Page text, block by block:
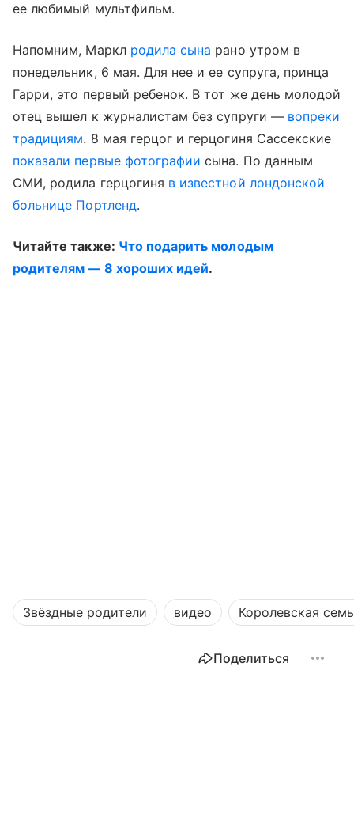
ее любимый мультфильм.
Напомним, Маркл родила сына рано утром в
понедельник, 6 мая. Для нее и ее супруга, принца
Гарри, это первый ребенок. В тот же день молодой
отец вышел к журналистам без супруги — вопреки
традициям. 8 мая герцог и герцогиня Сассекские
показали первые фотографии сына. По данным
СМИ, родила герцогиня в известной лондонской
больнице Портленд.
Читайте также: Что подарить молодым
родителям — 8 хороших идей.
Звёздные родители видео Королевская
Поделиться